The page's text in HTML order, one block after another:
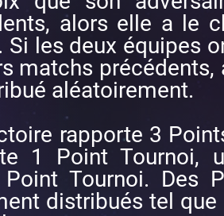
alors elle a le
Si les deux équipes
matchs
aléatoirement.
rapporte 3
1 Point Tournoi,
Point Tournoi. Des
distribués tel